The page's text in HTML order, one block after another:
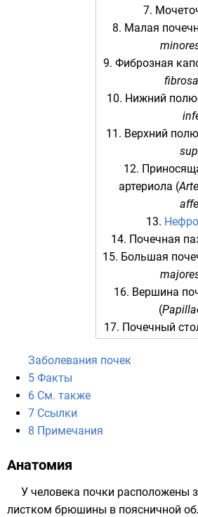
7.
8. Малая
9. Фиброзная
10. Нижний
11. Верхний
12.
артериола (
13.
14. Почечная
15. Большая
16. Вершина
(
17. Почечный
Заболевания почек
5 Факты
6 См. также
7 Ссылки
8 Примечания
Анатомия
У человека почки расположены
листком брюшины в поясничной